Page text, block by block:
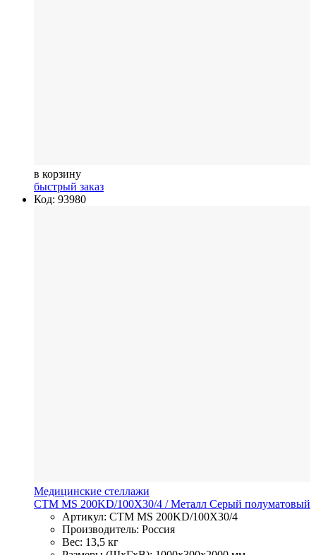
в корзину
быстрый заказ
Код: 93980
Медицинские стеллажи
СТМ MS 200KD/100Х30/4 / Металл Серый полуматовый
Артикул: СТМ MS 200KD/100Х30/4
Производитель: Россия
Вес: 13,5 кг